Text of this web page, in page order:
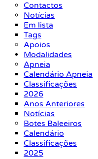
Contactos
Notícias
Em lista
Tags
Apoios
Modalidades
Apneia
Calendário Apneia
Classificações
2026
Anos Anteriores
Notícias
Botes Baleeiros
Calendário
Classificações
2025